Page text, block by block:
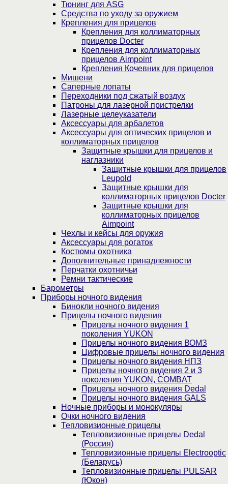
Тюнинг для ASG
Средства по уходу за оружием
Крепления для прицелов
Крепления для коллиматорных
прицелов Docter
Крепления для коллиматорных
прицелов Aimpoint
Крепления Кочевник для прицелов
Мишени
Саперные лопаты
Переходники под сжатый воздух
Патроны для лазерной пристрелки
Лазерные целеуказатели
Аксессуары для арбалетов
Аксессуары для оптических прицелов и
коллиматорных прицелов
Защитные крышки для прицелов и
наглазники
Защитные крышки для прицелов
Leupold
Защитные крышки для
коллиматорных прицелов Docter
Защитные крышки для
коллиматорных прицелов
Aimpoint
Чехлы и кейсы для оружия
Аксессуары для рогаток
Костюмы охотника
Дополнительные принадлежности
Перчатки охотничьи
Ремни тактические
Барометры
Приборы ночного видения
Бинокли ночного видения
Прицелы ночного видения
Прицелы ночного видения 1
поколения YUKON
Прицелы ночного видения ВОМЗ
Цифровые прицелы ночного видения
Прицелы ночного видения НПЗ
Прицелы ночного видения 2 и 3
поколения YUKON, COMBAT
Прицелы ночного видения Dedal
Прицелы ночного видения GALS
Ночные приборы и монокуляры
Очки ночного видения
Тепловизионные прицелы
Тепловизионные прицелы Dedal
(Россия)
Тепловизионные прицелы Electrooptic
(Беларусь)
Тепловизионные прицелы PULSAR
(Юкон)